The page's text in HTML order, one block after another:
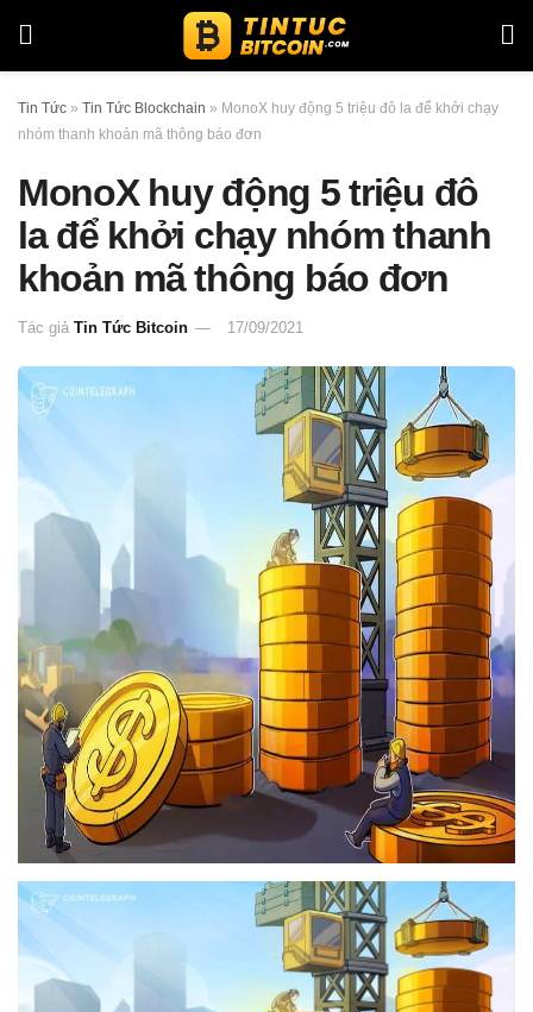
Tin Tức » Tin Tức Blockchain » MonoX huy động 5 triệu đô la để khởi chạy
nhóm thanh khoản mã thông báo đơn
MonoX huy động 5 triệu đô
la để khởi chạy nhóm thanh
khoản mã thông báo đơn
Tác giả Tin Tức Bitcoin 17/09/2021